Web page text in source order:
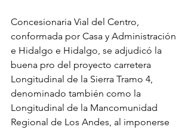
Concesionaria Vial del Centro,
conformada por Casa y Administración
e Hidalgo e Hidalgo, se adjudicó la
buena pro del proyecto carretera
Longitudinal de la Sierra Tramo 4,
denominado también como la
Longitudinal de la Mancomunidad
Regional de Los Andes, al imponerse